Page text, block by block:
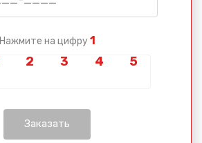
Нажмите на цифру 1